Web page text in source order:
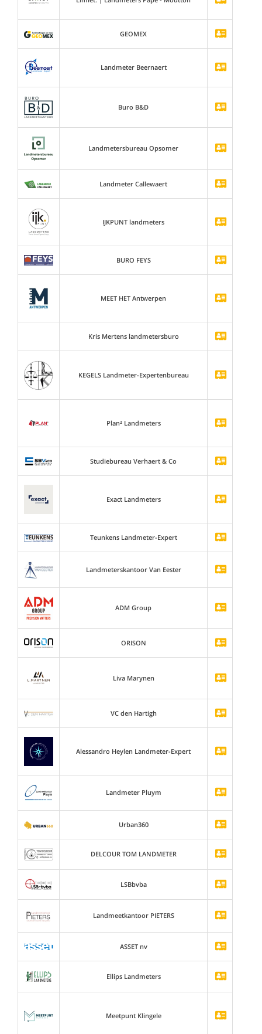
GEOMEX
Landmeter Beernaert
Buro B&D
Landmetersbureau Opsomer
Landmeter Callewaert
IJKPUNT landmeters
BURO FEYS
MEET HET Antwerpen
Kris Mertens landmetersburo
KEGELS Landmeter-Expertenbureau
Plan² Landmeters
Studiebureau Verhaert & Co
Exact Landmeters
Teunkens Landmeter-Expert
Landmeterskantoor Van Eester
ADM Group
ORISON
Liva Marynen
VC den Hartigh
Alessandro Heylen Landmeter-Expert
Landmeter Pluym
Urban360
DELCOUR TOM LANDMETER
LSBbvba
Landmeetkantoor PIETERS
ASSET nv
Ellips Landmeters
Meetpunt Klingele